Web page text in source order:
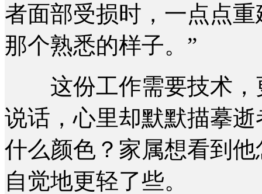
者面部受损时，一点点
那个熟悉的样子。”
这份工作需要技术，
说话，心里却默默描摹
什么颜色？家属想看到
自觉地更轻了些。